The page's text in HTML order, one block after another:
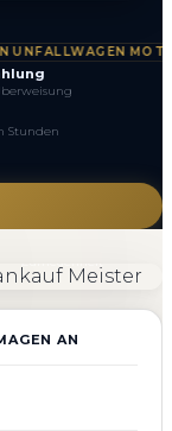
·
Stunden
AN